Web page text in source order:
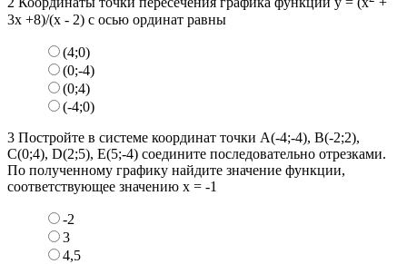
3х +8)/(х - 2) с осью ординат равны
(4;0)
(0;-4)
(0;4)
(-4;0)
3 Постройте в системе координат точки А(-4;-4), B(-2;2),
C(0;4), D(2;5), E(5;-4) соедините последовательно отрезками.
По полученному графику найдите значение функции,
соответствующее значению х = -1
-2
3
4,5